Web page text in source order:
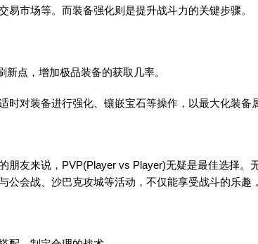
易市场等。而装备强化则是提升战斗力的关键步骤。
点，增加极品装备的获取几率。
对装备进行强化、镶嵌宝石等操作，以最大化装备属
友来说，PVP(Player vs Player)无疑是最佳选择。
公会战、沙巴克攻城等活动，不仅能享受战斗的乐趣